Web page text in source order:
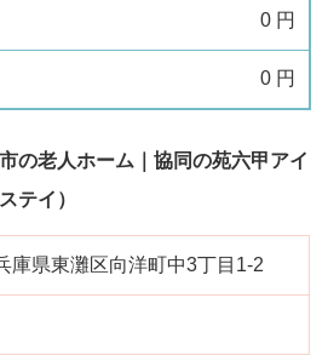
0 円
0 円
市の老人ホーム｜協同の苑六甲アイ
テイ）
庫県東灘区向洋町中3丁目1-2